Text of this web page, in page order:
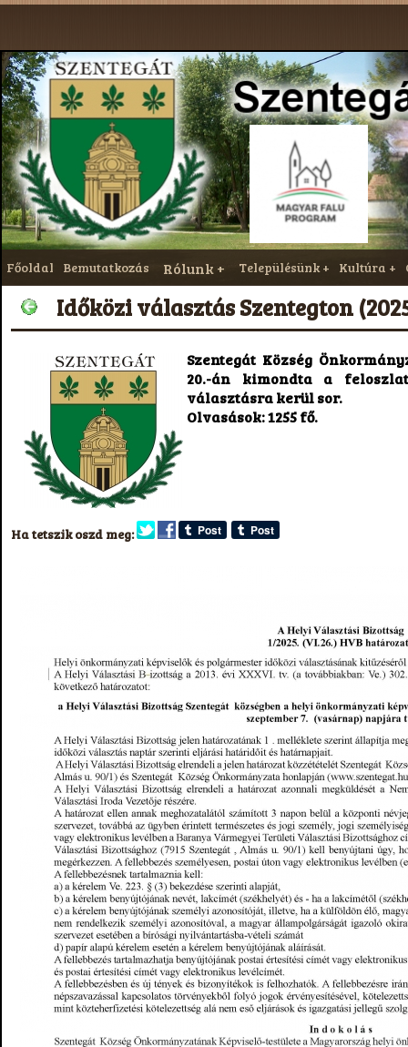
Főoldal Bemutatkozás Rólunk Településünk Kultúra
Időközi választás Szentegton
Szentegát Község
20.-án kimondta a
választásra kerül sor.
Olvasások: 1255 fő.
Ha tetszik oszd meg: